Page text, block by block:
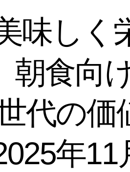
味しく
朝食向
代の価
年11